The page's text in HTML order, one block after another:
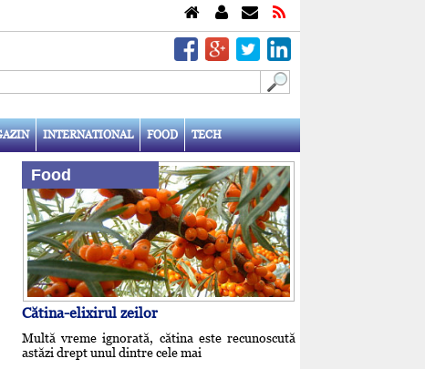
INTERNATIONAL FOOD TECH
Food
Cătina-elixirul zeilor
Multă vreme ignorată, cătina este recunoscută
astăzi drept unul dintre cele mai